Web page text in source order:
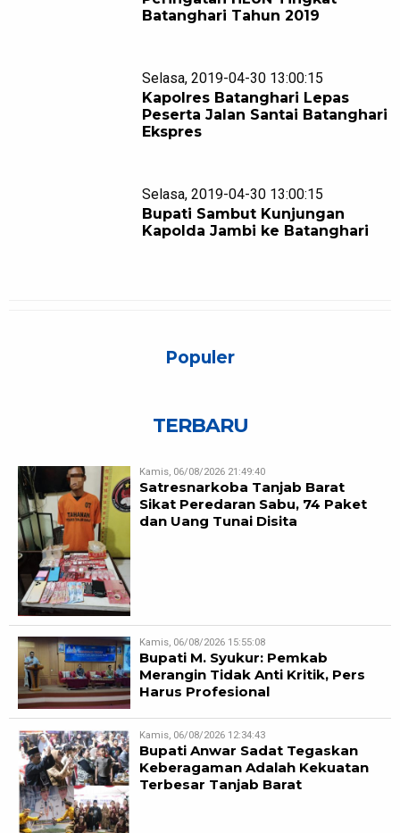
Batanghari Tahun 2019
Selasa, 2019-04-30 13:00:15
Kapolres Batanghari Lepas
Peserta Jalan Santai Batanghari
Ekspres
Selasa, 2019-04-30 13:00:15
Bupati Sambut Kunjungan
Kapolda Jambi ke Batanghari
Populer
TERBARU
Kamis, 06/08/2026 21:49:40
Satresnarkoba Tanjab Barat
Sikat Peredaran Sabu, 74 Paket
dan Uang Tunai Disita
Kamis, 06/08/2026 15:55:08
Bupati M. Syukur: Pemkab
Merangin Tidak Anti Kritik, Pers
Harus Profesional
Kamis, 06/08/2026 12:34:43
Bupati Anwar Sadat Tegaskan
Keberagaman Adalah Kekuatan
Terbesar Tanjab Barat